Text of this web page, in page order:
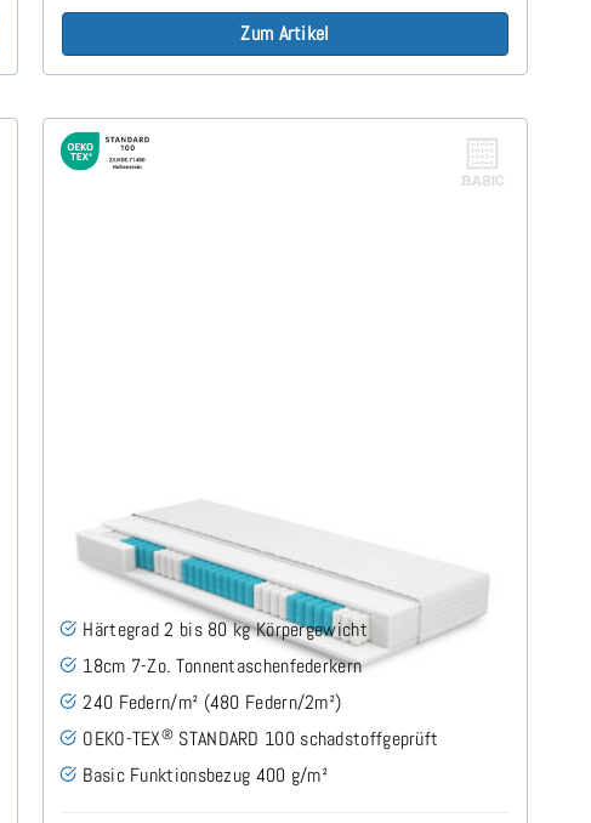
Zum Artikel
Roy H2 (Basic) TTFK-Matratze 80x200 cm
(53)
Härtegrad 2 bis 80 kg Körpergewicht
18cm 7-Zo. Tonnentaschenfederkern
240 Federn/m² (480 Federn/2m²)
OEKO-TEX® STANDARD 100 schadstoffgeprüft
Basic Funktionsbezug 400 g/m²